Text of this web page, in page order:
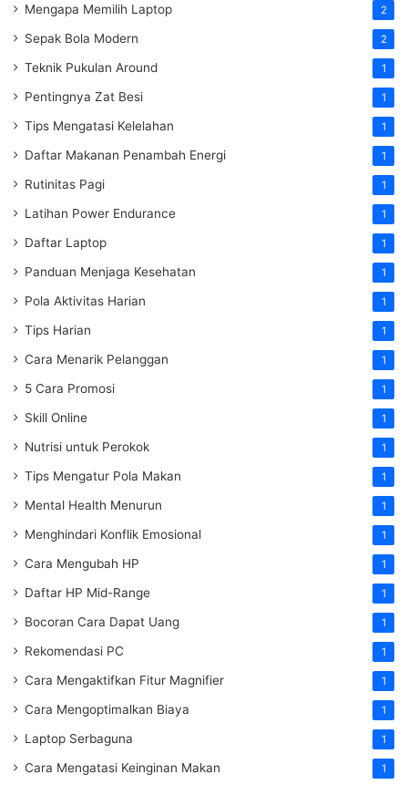
Mengapa Memilih Laptop 2
Sepak Bola Modern 2
Teknik Pukulan Around 1
Pentingnya Zat Besi 1
Tips Mengatasi Kelelahan 1
Daftar Makanan Penambah Energi 1
Rutinitas Pagi 1
Latihan Power Endurance 1
Daftar Laptop 1
Panduan Menjaga Kesehatan 1
Pola Aktivitas Harian 1
Tips Harian 1
Cara Menarik Pelanggan 1
5 Cara Promosi 1
Skill Online 1
Nutrisi untuk Perokok 1
Tips Mengatur Pola Makan 1
Mental Health Menurun 1
Menghindari Konflik Emosional 1
Cara Mengubah HP 1
Daftar HP Mid-Range 1
Bocoran Cara Dapat Uang 1
Rekomendasi PC 1
Cara Mengaktifkan Fitur Magnifier 1
Cara Mengoptimalkan Biaya 1
Laptop Serbaguna 1
Cara Mengatasi Keinginan Makan 1